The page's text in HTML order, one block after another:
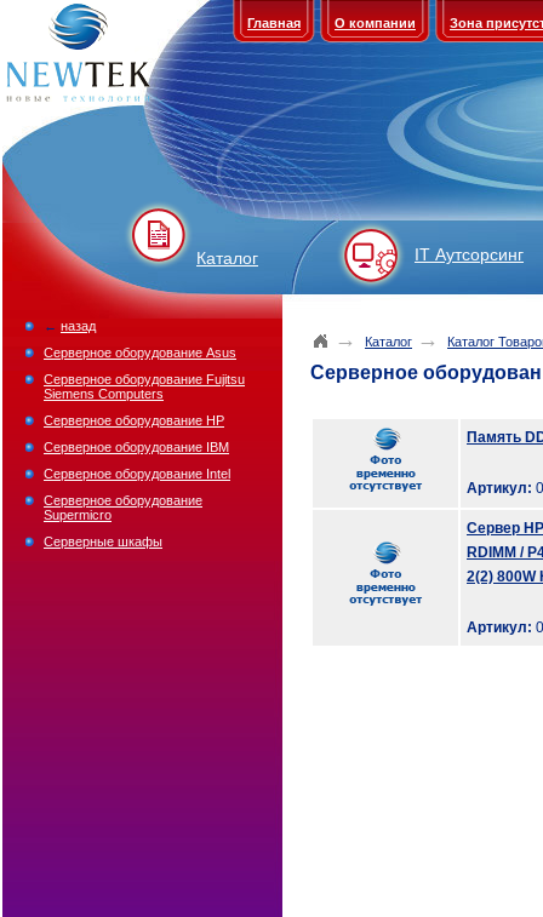
Главная О компании Зона
Каталог IT Аутсорсинг
→ Каталог → Каталог
Серверное
Память
Артикул:
Сервер
RDIMM /
2(2) 800W
Артикул:
← назад
Серверное оборудование Asus
Серверное оборудование Fujitsu
Siemens Computers
Серверное оборудование HP
Серверное оборудование IBM
Серверное оборудование Intel
Серверное оборудование
Supermicro
Серверные шкафы